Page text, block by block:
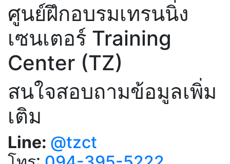
ศูนย์ฝึกอบรมเทรนนิ่ง
เซนเตอร์ Training
Center (TZ)
สนใจสอบถามข้อมูลเพิ่ม
เติม
Line: @tzct